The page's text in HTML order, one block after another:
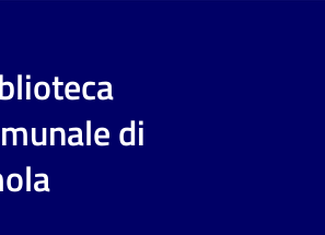
di